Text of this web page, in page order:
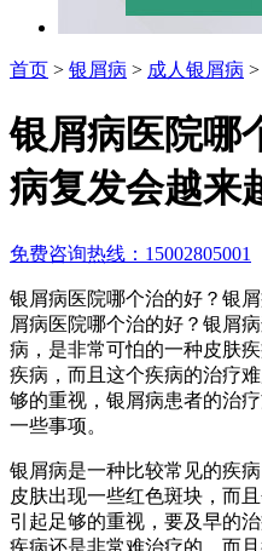
首页 > 银屑病 > 成人银屑病 >
银屑病医院哪
病复发会越来
免费咨询热线：15002805001
银屑病医院哪个治的好？银
屑病医院哪个治的好？银屑
病，是非常可怕的一种皮肤
疾病，而且这个疾病的治疗
够的重视，银屑病患者的治
一些事项。
银屑病是一种比较常见的疾
皮肤出现一些红色斑块，而
引起足够的重视，要及早的
疾病还是非常难治疗的，而